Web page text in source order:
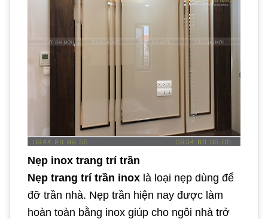
Nẹp inox trang trí trần
Nẹp trang trí trần inox là loại nẹp dùng để
đỡ trần nhà. Nẹp trần hiện nay được làm
hoàn toàn bằng inox giúp cho ngôi nhà trở